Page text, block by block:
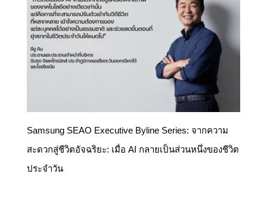
Samsung SEAO Executive Byline Series: จากความ
สะดวกสู่ชีวิตอัจฉริยะ: เมื่อ AI กลายเป็นส่วนหนึ่งของชีวิต
ประจำวัน